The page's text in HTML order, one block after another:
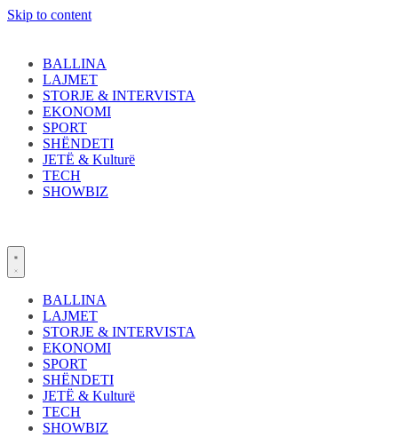
Skip to content
BALLINA
LAJMET
STORJE & INTERVISTA
EKONOMI
SPORT
SHËNDETI
JETË & Kulturë
TECH
SHOWBIZ
BALLINA
LAJMET
STORJE & INTERVISTA
EKONOMI
SPORT
SHËNDETI
JETË & Kulturë
TECH
SHOWBIZ